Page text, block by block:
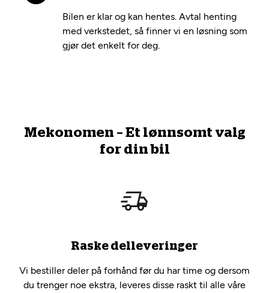
Bilen er klar og kan hentes. Avtal henting
med verkstedet, så finner vi en løsning som
gjør det enkelt for deg.
Mekonomen – Et lønnsomt valg
for din bil
Raske delleveringer
Vi bestiller deler på forhånd før du har time og dersom
du trenger noe ekstra, leveres disse raskt til alle våre